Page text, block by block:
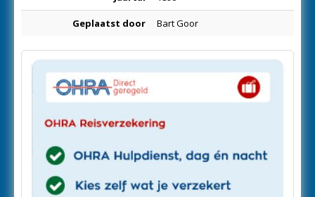
Geplaatst door Bart Goor